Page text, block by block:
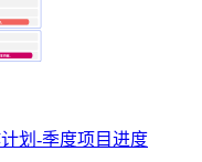
划-季度项目进度